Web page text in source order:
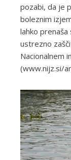
pozabi, da je
boleznim
lahko
ustrezno
Nacionalnem
(www.nijz.si/